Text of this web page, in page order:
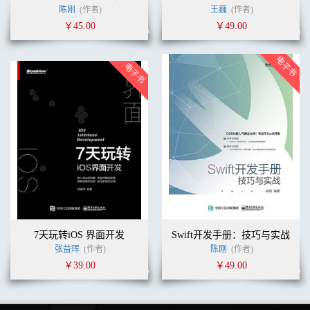
陈刚 (作者)
￥45.00
王巍 (作者)
￥49.00
7天玩转iOS 界面开发
张益珲 (作者)
￥39.00
Swift开发手册：技巧与实战
陈刚 (作者)
￥49.00